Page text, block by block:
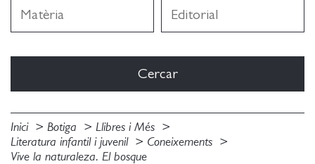
Inici Botiga
Llibres i Més
Literatura infantil i juvenil
Coneixements
Vive la naturaleza. El bosque